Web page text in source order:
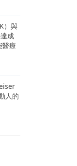
）與
成
醫療
人的